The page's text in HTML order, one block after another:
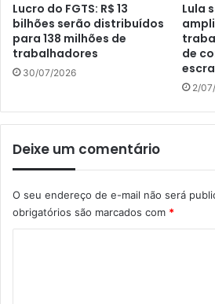
Lucro do FGTS: R$ 13
bilhões serão distribuídos
para 138 milhões de
trabalhadores
30/07/2026
Lula
de
2/
Deixe um comentário
O seu endereço de e-mail não será
obrigatórios são marcados com *